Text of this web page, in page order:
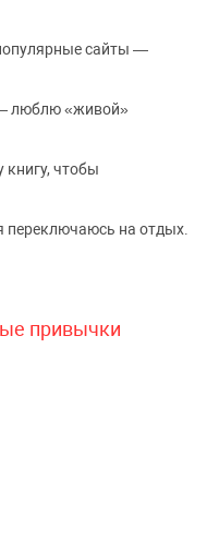
сайты —
люблю «живой»
чтобы
переключаюсь на отдых.
привычки